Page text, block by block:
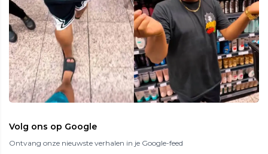
Volg ons op Google
Ontvang onze nieuwste verhalen in je Google-feed